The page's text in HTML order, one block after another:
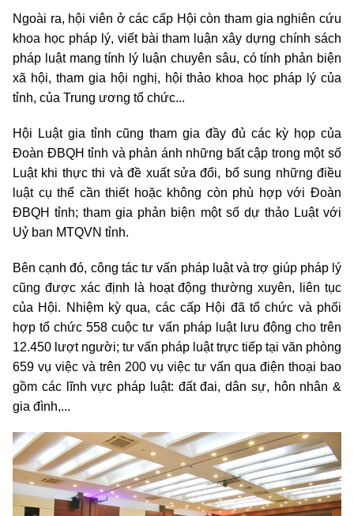
Ngoài ra, hội viên ở các cấp Hội còn tham gia nghiên cứu
khoa học pháp lý, viết bài tham luận xây dựng chính sách
pháp luật mang tính lý luận chuyên sâu, có tính phản biện
xã hội, tham gia hội nghị, hội thảo khoa học pháp lý của
tỉnh, của Trung ương tổ chức...
Hội Luật gia tỉnh cũng tham gia đầy đủ các kỳ họp của
Đoàn ĐBQH tỉnh và phản ánh những bất cập trong một số
Luật khi thực thi và đề xuất sửa đổi, bổ sung những điều
luật cụ thể cần thiết hoặc không còn phù hợp với Đoàn
ĐBQH tỉnh; tham gia phản biện một số dự thảo Luật với
Uỷ ban MTQVN tỉnh.
Bên cạnh đó, công tác tư vấn pháp luật và trợ giúp pháp lý
cũng được xác định là hoạt động thường xuyên, liên tục
của Hội. Nhiệm kỳ qua, các cấp Hội đã tổ chức và phối
hợp tổ chức 558 cuộc tư vấn pháp luật lưu động cho trên
12.450 lượt người; tư vấn pháp luật trực tiếp tại văn phòng
659 vụ việc và trên 200 vụ việc tư vấn qua điện thoại bao
gồm các lĩnh vực pháp luật: đất đai, dân sự, hôn nhân &
gia đình,...